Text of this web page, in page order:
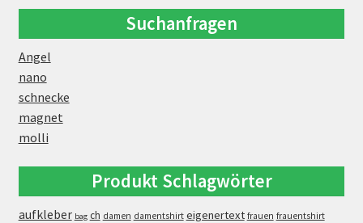
Suchanfragen
Angel
nano
schnecke
magnet
molli
Produkt Schlagwörter
aufkleber bag ch damen damentshirt eigenertext frauen frauentshirt